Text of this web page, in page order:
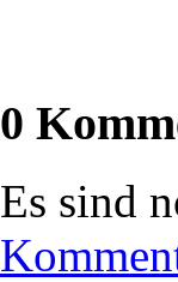
0
Es sind